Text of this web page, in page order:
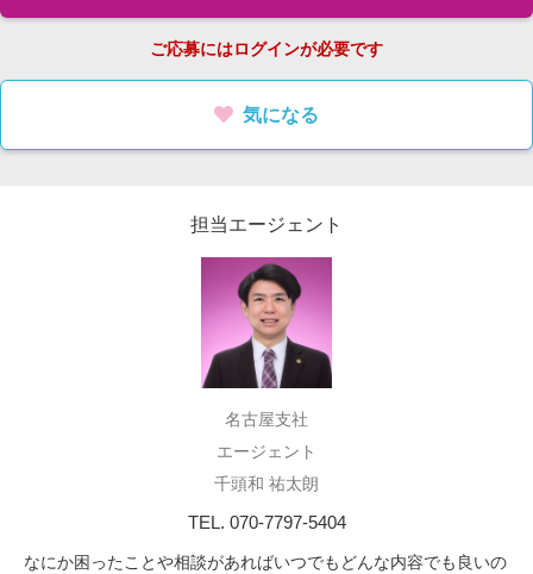
ご応募にはログインが必要です
気になる
担当エージェント
名古屋支社
エージェント
千頭和 祐太朗
TEL. 070-7797-5404
なにか困ったことや相談があればいつでもどんな内容でも良いの